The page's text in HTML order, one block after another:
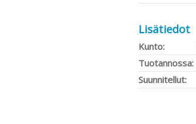
Lisätiedot
Kunto:
Tuotannossa:
Suunnitellut: